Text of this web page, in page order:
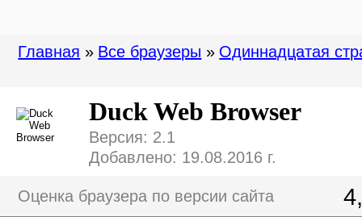
Оценка браузера по версии сайта
Главная » Все браузеры » Одиннадцатая
Версия: 2.1
Добавлено: 19.08.2016 г.
Duck Web Browser